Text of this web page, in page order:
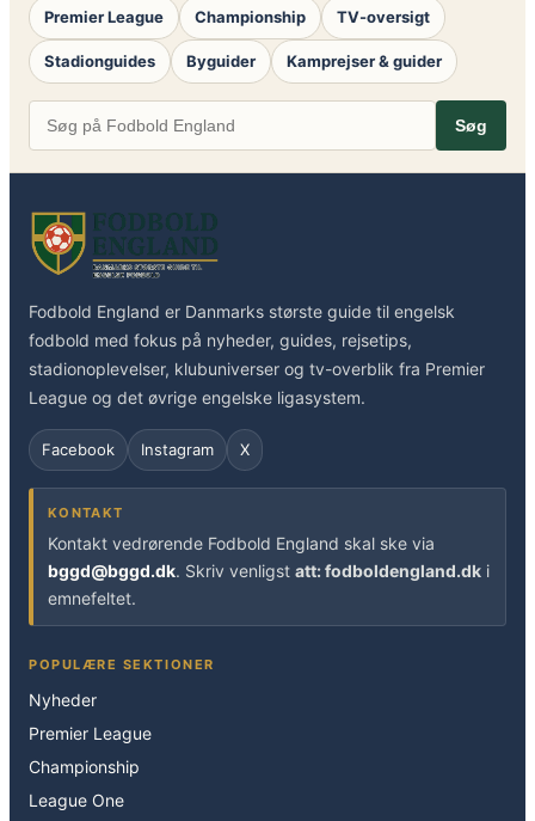
Premier League Championship TV-oversigt
Stadionguides Byguider Kamprejser & guider
Søg
Fodbold England er Danmarks største guide til engelsk
fodbold med fokus på nyheder, guides, rejsetips,
stadionoplevelser, klubuniverser og tv-overblik fra Premier
League og det øvrige engelske ligasystem.
Facebook Instagram X
KONTAKT
Kontakt vedrørende Fodbold England skal ske via
bggd@bggd.dk. Skriv venligst att: fodboldengland.dk i
emnefeltet.
POPULÆRE SEKTIONER
Nyheder
Premier League
Championship
League One